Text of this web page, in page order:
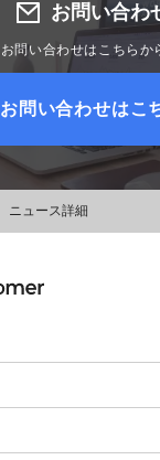
お問い合わ
問い合わせはこちらか
お問い合わせはこ
ニュース詳細